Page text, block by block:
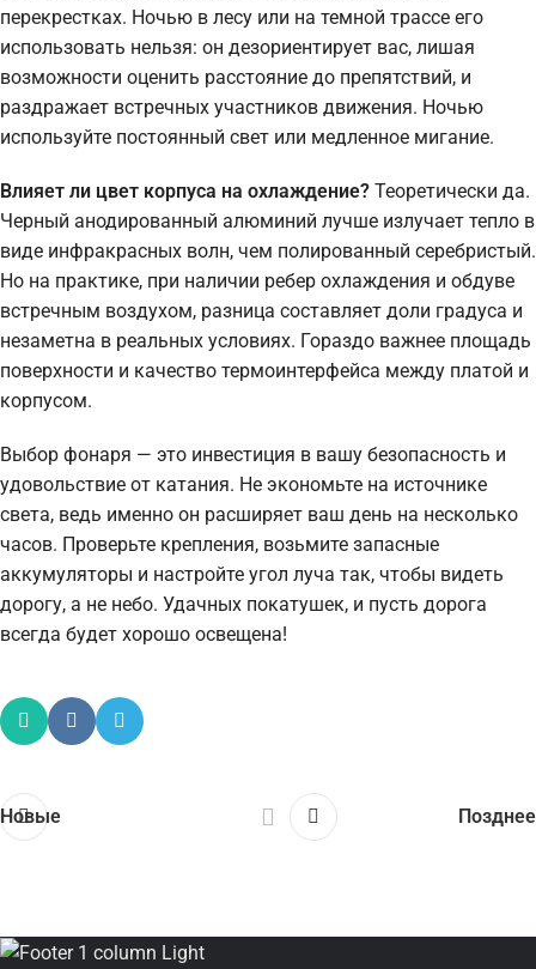
перекрестках. Ночью в лесу или на темной трассе его
использовать нельзя: он дезориентирует вас, лишая
возможности оценить расстояние до препятствий, и
раздражает встречных участников движения. Ночью
используйте постоянный свет или медленное мигание.
Влияет ли цвет корпуса на охлаждение? Теоретически да.
Черный анодированный алюминий лучше излучает тепло в
виде инфракрасных волн, чем полированный серебристый.
Но на практике, при наличии ребер охлаждения и обдуве
встречным воздухом, разница составляет доли градуса и
незаметна в реальных условиях. Гораздо важнее площадь
поверхности и качество термоинтерфейса между платой и
корпусом.
Выбор фонаря — это инвестиция в вашу безопасность и
удовольствие от катания. Не экономьте на источнике
света, ведь именно он расширяет ваш день на несколько
часов. Проверьте крепления, возьмите запасные
аккумуляторы и настройте угол луча так, чтобы видеть
дорогу, а не небо. Удачных покатушек, и пусть дорога
всегда будет хорошо освещена!
Новые Позднее